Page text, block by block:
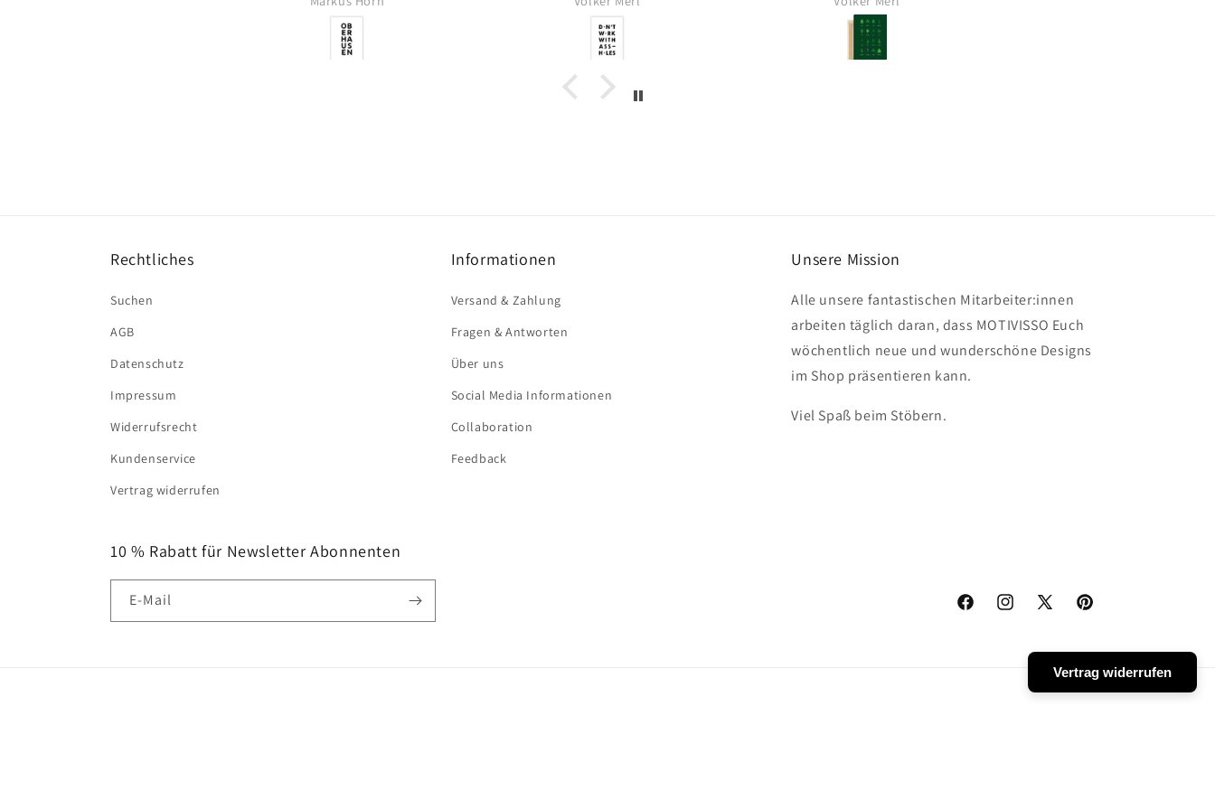
sehr gefallen.
Rechtliches
Suchen
AGB
Datenschutz
Impressum
Widerrufsrecht
Kundenservice
Vertrag widerrufen
Informationen
Versand & Zahlung
Fragen & Antworten
Über uns
Social Media Informationen
Collaboration
Feedback
Unsere Mission
Alle unsere fantastischen Mitarbeiter:innen
arbeiten täglich daran, dass MOTIVISSO Euch
wöchentlich neue und wunderschöne Designs
im Shop präsentieren kann.
Viel Spaß beim Stöbern.
10 % Rabatt für Newsletter Abonnenten
E-Mail
FacebookInstagram
X
Pinterest
Vertrag widerrufen